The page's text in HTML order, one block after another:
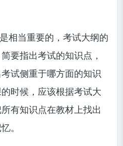
相当重要的，考试大纲的
要指出考试的知识点，
试侧重于哪方面的知识
时候，应该根据考试大
有知识点在教材上找出
。